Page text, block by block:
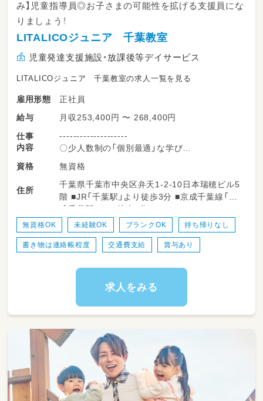
み】児童指導員◎お子さまの可能性を拡げる支援員にな
りましょう！
LITALICOジュニア 千葉教室
児童発達支援施設・放課後等デイサービス
LITALICOジュニア 千葉教室の求人一覧を見る
雇用形態
正社員
給与
月収253,400円 〜 268,400円
仕事
内容
--------------------
〇少人数制の「個別最適」な学び
--------------------
LITALICOジュニアでは、指導員1名に対して1
～4名程度の少人数で支援を行っています。
また、お子さま一人ひとりに対して完全オーダ
だからこれができないと」ではなく、今そのお子
さまにとって必要な学びを提供できます。
支援においては「好き・楽しい」を大切にしてお
なく、LITALICOジュニアに来ることを楽しみ
に通ってきています。
--------------------
--------------------
お子さまが日々の生活の中で、長い時間を過ご
すのは「家庭」であり「園や学校」です。そのた
め、LITALICOジュニアでは、そういったお子さ
まを取り巻く環境にもアプローチをしていま
す。
資格 無資格
住所
千葉県千葉市中央区弁天1-2-10日本瑞穂ビル5
階 ■JR「千葉駅」より徒歩3分 ■京成千葉線「京
成千葉駅」より徒歩7分
無資格OK 未経験OK ブランクOK 持ち帰りなし
書き物は連絡帳程度 交通費支給 賞与あり
求人をみる